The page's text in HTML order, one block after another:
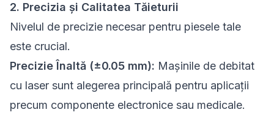
2. Precizia și Calitatea Tăieturii
Nivelul de precizie necesar pentru piesele tale
este crucial.
Precizie Înaltă (±0.05 mm): Mașinile de debitat
cu laser sunt alegerea principală pentru aplicații
precum componente electronice sau medicale.